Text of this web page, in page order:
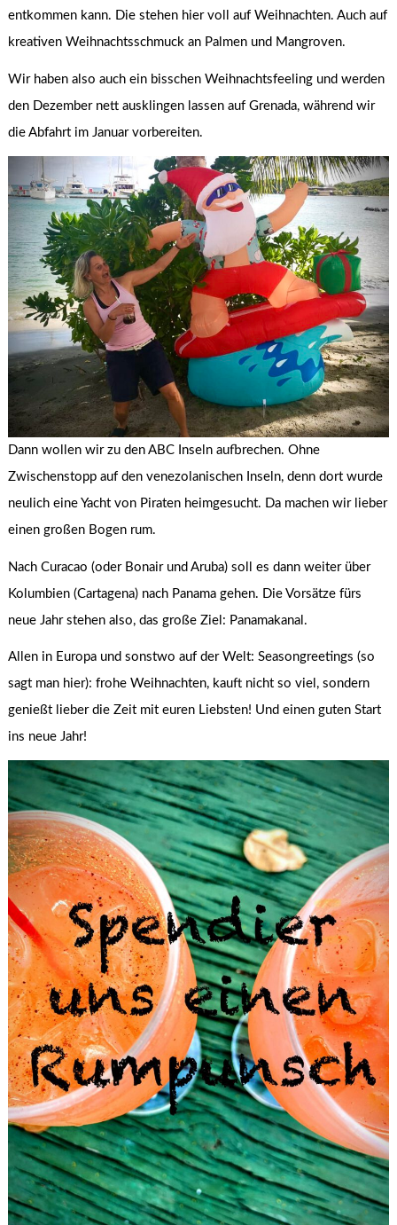
entkommen kann. Die stehen hier voll auf Weihnachten. Auch auf
kreativen Weihnachtsschmuck an Palmen und Mangroven.
Wir haben also auch ein bisschen Weihnachtsfeeling und werden
den Dezember nett ausklingen lassen auf Grenada, während wir
die Abfahrt im Januar vorbereiten.
Dann wollen wir zu den ABC Inseln aufbrechen. Ohne
Zwischenstopp auf den venezolanischen Inseln, denn dort wurde
neulich eine Yacht von Piraten heimgesucht. Da machen wir lieber
einen großen Bogen rum.
Nach Curacao (oder Bonair und Aruba) soll es dann weiter über
Kolumbien (Cartagena) nach Panama gehen. Die Vorsätze fürs
neue Jahr stehen also, das große Ziel: Panamakanal.
Allen in Europa und sonstwo auf der Welt: Seasongreetings (so
sagt man hier): frohe Weihnachten, kauft nicht so viel, sondern
genießt lieber die Zeit mit euren Liebsten! Und einen guten Start
ins neue Jahr!